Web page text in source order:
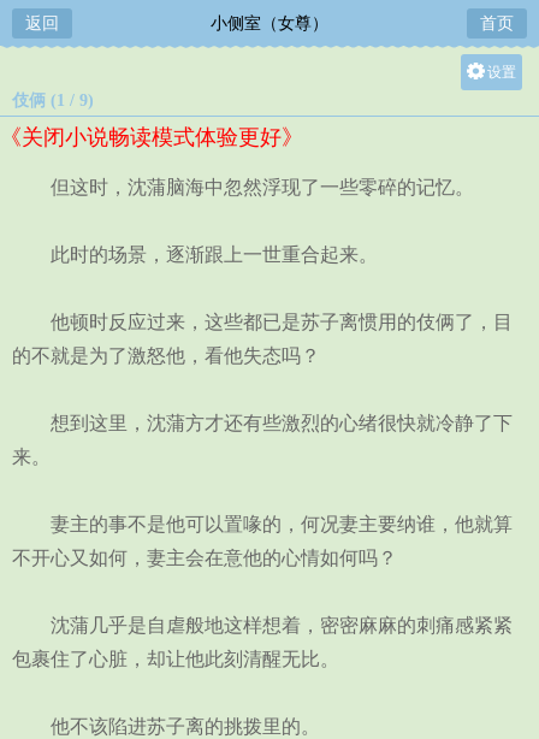
返回 小侧室（女尊） 首页
设置
伎俩 (1 / 9)
《关闭小说畅读模式体验更好》
但这时，沈蒲脑海中忽然浮现了一些零碎的记忆。
此时的场景，逐渐跟上一世重合起来。
他顿时反应过来，这些都已是苏子离惯用的伎俩了，目
的不就是为了激怒他，看他失态吗？
想到这里，沈蒲方才还有些激烈的心绪很快就冷静了下
来。
妻主的事不是他可以置喙的，何况妻主要纳谁，他就算
不开心又如何，妻主会在意他的心情如何吗？
沈蒲几乎是自虐般地这样想着，密密麻麻的刺痛感紧紧
包裹住了心脏，却让他此刻清醒无比。
他不该陷进苏子离的挑拨里的。